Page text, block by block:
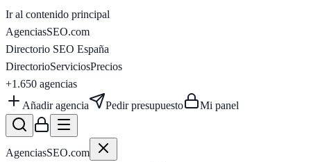
Ir al contenido principal
AgenciasSEO.com
Directorio SEO España
DirectorioServiciosPrecios
+1.650 agencias
Añadir agencia
Pedir presupuesto Mi panel
AgenciasSEO.com